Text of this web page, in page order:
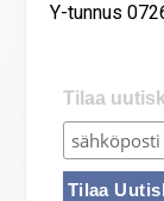
Y-tunnus
Tilaa